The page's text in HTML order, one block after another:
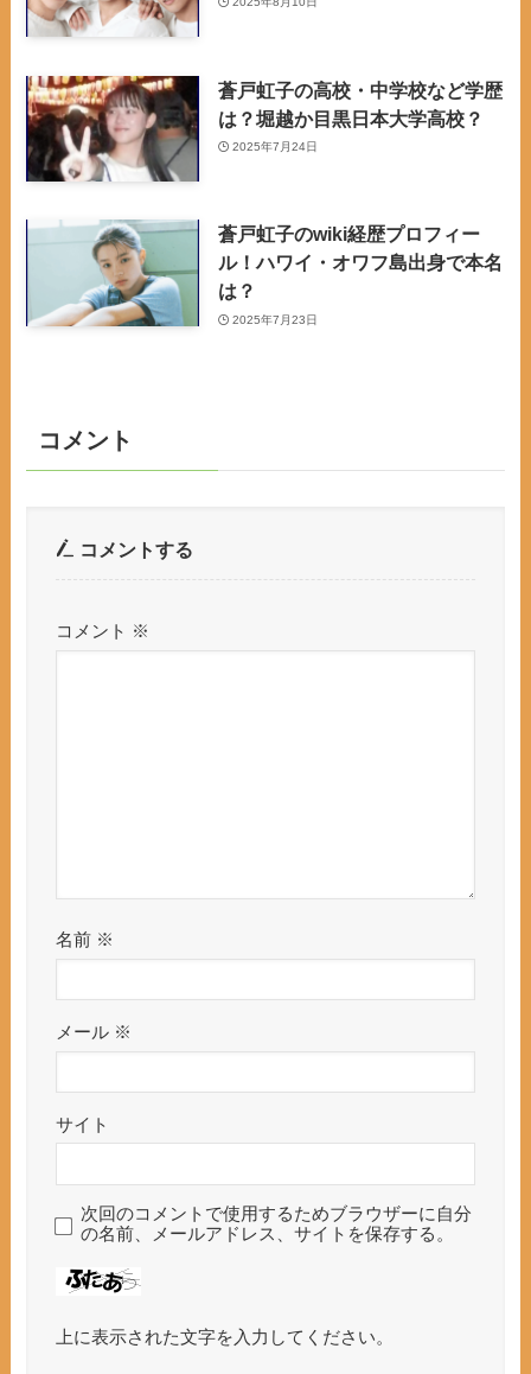
蒼戸虹子の高校・中学校など学歴
は？堀越か目黒日本大学高校？
2025年7月24日
蒼戸虹子のwiki経歴プロフィー
ル！ハワイ・オワフ島出身で本名
は？
2025年7月23日
コメント
コメントする
コメント ※
名前 ※
メール ※
サイト
次回のコメントで使用するためブラウザーに自分
の名前、メールアドレス、サイトを保存する。
上に表示された文字を入力してください。